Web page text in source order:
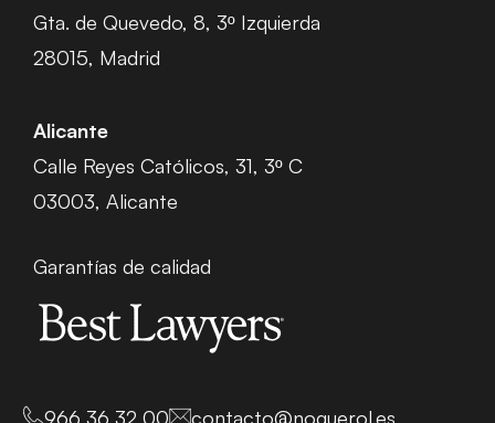
Gta. de Quevedo, 8, 3º Izquierda
28015, Madrid
Alicante
Calle Reyes Católicos, 31, 3º C
03003, Alicante
Garantías de calidad
966 36 32 00 contacto@noguerol.es